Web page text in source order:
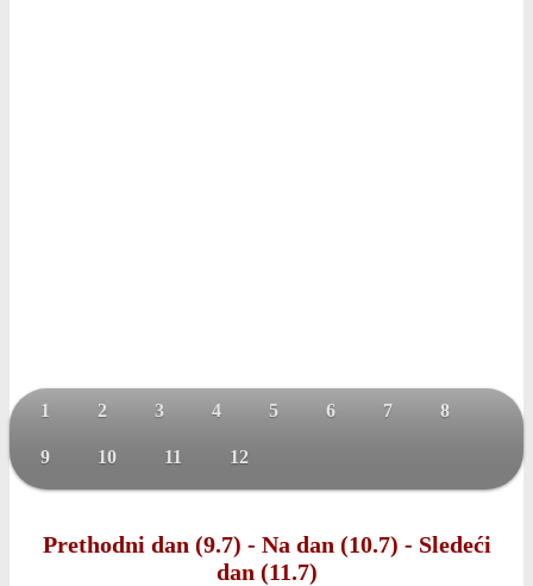
1 2 3 4 5 6 7 8
9 10 11 12
Prethodni dan (9.7) - Na dan (10.7) - Sledeći
dan (11.7)